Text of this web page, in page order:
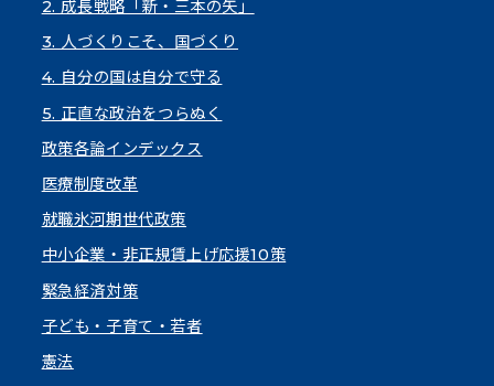
2. 成長戦略「新・三本の矢」
3. 人づくりこそ、国づくり
4. 自分の国は自分で守る
5. 正直な政治をつらぬく
政策各論インデックス
医療制度改革
就職氷河期世代政策
中小企業・非正規賃上げ応援10策
緊急経済対策
子ども・子育て・若者
憲法